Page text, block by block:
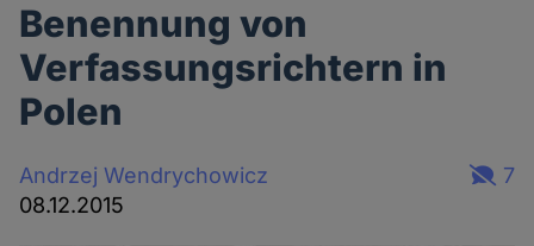
Benennung von
Verfassungsrichtern in
Polen
Andrzej Wendrychowicz
08.12.2015
7